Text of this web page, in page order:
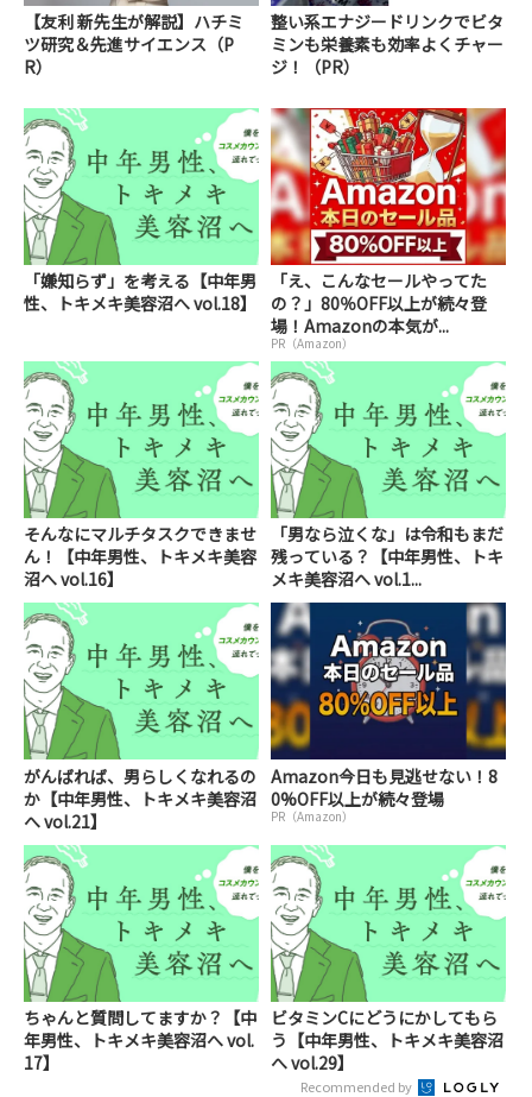
【友利 新先生が解説】ハチミ
ツ研究＆先進サイエンス（P
R）
整い系エナジードリンクでビタ
ミンも栄養素も効率よくチャー
ジ！（PR）
「嫌知らず」を考える【中年男
性、トキメキ美容沼へ vol.18】
「え、こんなセールやってた
の？」80％OFF以上が続々登
場！Amazonの本気が...
PR（Amazon）
そんなにマルチタスクできませ
ん！【中年男性、トキメキ美容
沼へ vol.16】
「男なら泣くな」は令和もまだ
残っている？【中年男性、トキ
メキ美容沼へ vol.1...
がんばれば、男らしくなれるの
か【中年男性、トキメキ美容沼
へ vol.21】
Amazon今日も見逃せない！8
0%OFF以上が続々登場
PR（Amazon）
ちゃんと質問してますか？【中
年男性、トキメキ美容沼へ vol.
17】
ビタミンCにどうにかしてもら
う【中年男性、トキメキ美容沼
へ vol.29】
Recommended by